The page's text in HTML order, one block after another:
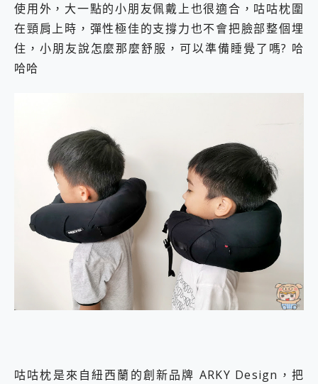
使用外，大一點的小朋友佩戴上也很適合，咕咕枕圍
在頸肩上時，彈性極佳的支撐力也不會把臉部整個埋
住，小朋友說怎麼那麼舒服，可以準備睡覺了嗎? 哈
哈哈
咕咕枕是來自紐西蘭的創新品牌 ARKY Design，把